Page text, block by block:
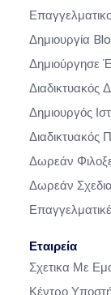
Δημιουργία
Δημιούργησε
Διαδικτυακός
Δημιουργός
Διαδικτυακός
Δωρεάν
Δωρεάν
Εταιρεία
Σχετικα Με
Κέντρο